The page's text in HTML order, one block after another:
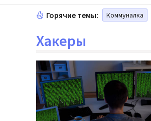
Горячие темы: Коммуналка
Хакеры